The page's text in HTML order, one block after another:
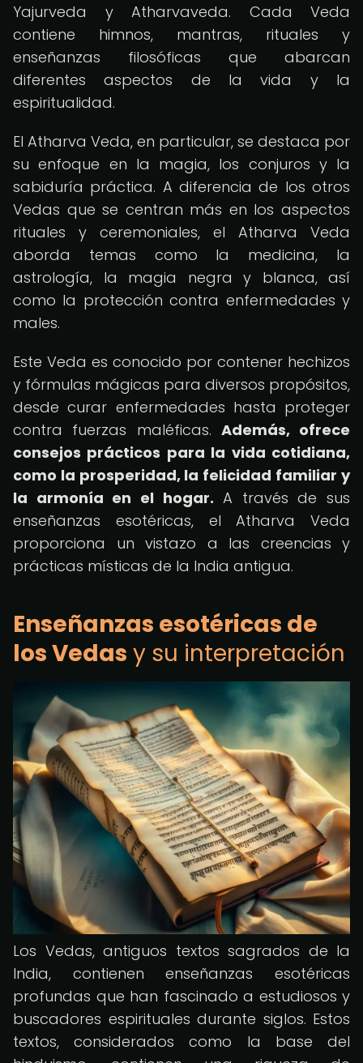
Yajurveda y Atharvaveda. Cada Veda
contiene himnos, mantras, rituales y
enseñanzas filosóficas que abarcan
diferentes aspectos de la vida y la
espiritualidad.
El Atharva Veda, en particular, se destaca por
su enfoque en la magia, los conjuros y la
sabiduría práctica. A diferencia de los otros
Vedas que se centran más en los aspectos
rituales y ceremoniales, el Atharva Veda
aborda temas como la medicina, la
astrología, la magia negra y blanca, así
como la protección contra enfermedades y
males.
Este Veda es conocido por contener hechizos
y fórmulas mágicas para diversos propósitos,
desde curar enfermedades hasta proteger
contra fuerzas maléficas. Además, ofrece
consejos prácticos para la vida cotidiana,
como la prosperidad, la felicidad familiar y
la armonía en el hogar. A través de sus
enseñanzas esotéricas, el Atharva Veda
proporciona un vistazo a las creencias y
prácticas místicas de la India antigua.
Enseñanzas esotéricas de
los Vedas y su interpretación
Los Vedas, antiguos textos sagrados de la
India, contienen enseñanzas esotéricas
profundas que han fascinado a estudiosos y
buscadores espirituales durante siglos. Estos
textos, considerados como la base del